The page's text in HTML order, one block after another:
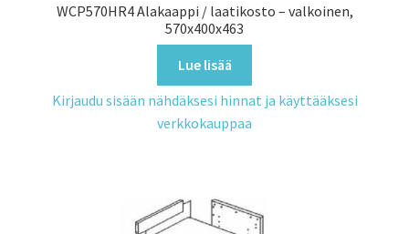
WCP570HR4 Alakaappi / laatikosto – valkoinen,
570x400x463
Lue lisää
Kirjaudu sisään nähdäksesi hinnat ja käyttääksesi
verkkokauppaa